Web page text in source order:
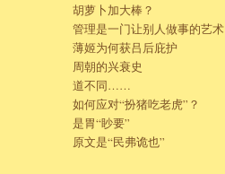
胡萝卜加大棒？
管理是一门让别人做事的艺术
薄姬为何获吕后庇护
周朝的兴衰史
道不同……
如何应对“扮猪吃老虎”？
是胃“眇要”
原文是“民弗诡也”